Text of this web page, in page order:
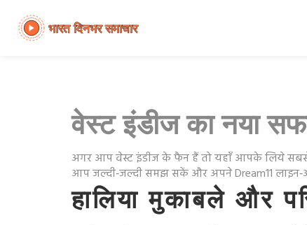
वेस्ट इंडीज का नया
अगर आप वेस्ट इंडीज के फैन हैं तो यहाँ आपके लिये सबसे
आप जल्दी‑जल्दी समझ सकें और अपने Dream11
हालिया मुकाबले और